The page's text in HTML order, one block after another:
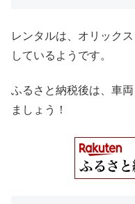
レンタルは、オリック
しているようです。
ふるさと納税後は、車
ましょう！